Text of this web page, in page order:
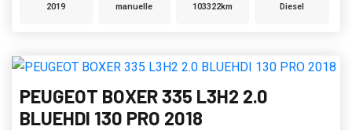
2019 manuelle 103322km Diesel
PEUGEOT BOXER 335 L3H2 2.0
BLUEHDI 130 PRO 2018